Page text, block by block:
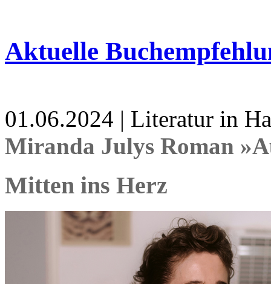
Aktuelle
01.06.2024 | Literatur in
Miranda Julys Roman
Mitten ins Herz